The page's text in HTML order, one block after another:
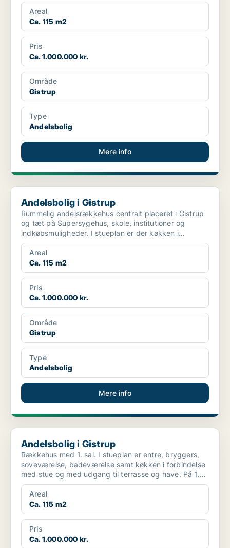
Areal
Ca. 115 m2
Pris
Ca. 1.000.000 kr.
Område
Gistrup
Type
Andelsbolig
Mere info
Andelsbolig i Gistrup
Andelsbolig i Gistrup
Rummelig andelsrækkehus centralt placeret i Gistrup
og tæt på Supersygehus, skole, institutioner og
indkøbsmuligheder. I stueplan er der køkken i
forbindels...
Areal
Ca. 115 m2
Pris
Ca. 1.000.000 kr.
Område
Gistrup
Type
Andelsbolig
Mere info
Andelsbolig i Gistrup
Andelsbolig i Gistrup
Rækkehus med 1. sal. I stueplan er entre, bryggers,
soveværelse, badeværelse samt køkken i forbindelse
med stue og med udgang til terrasse og have. På 1.
s...
Areal
Ca. 115 m2
Pris
Ca. 1.000.000 kr.